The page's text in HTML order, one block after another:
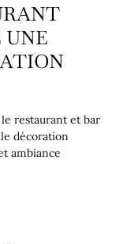
UNE
restaurant et bar
décoration
ambiance